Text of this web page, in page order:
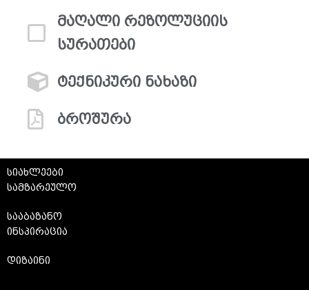
მაღალი რეზოლუციის
სურათები
ტექნიკური ნახაზი
ბროშურა
სიახლეები
სამზარეულო
სააბაზანო
ინსპირაცია
დიზაინი